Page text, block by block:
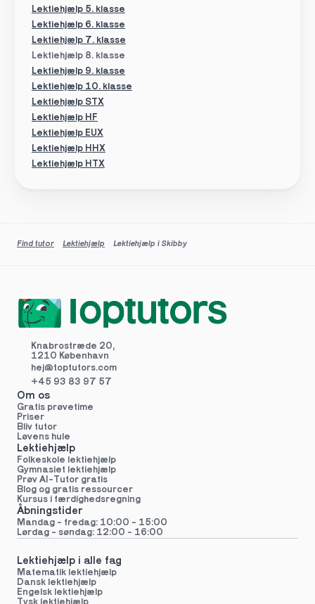
Lektiehjælp 5. klasse
Lektiehjælp 8. klasse
Lektiehjælp 6. klasse
Lektiehjælp 7. klasse
Lektiehjælp 9. klasse
Lektiehjælp 10. klasse
Lektiehjælp HF
Lektiehjælp EUX
Lektiehjælp STX
Lektiehjælp HHX
Lektiehjælp HTX
Find tutor Lektiehjælp Lektiehjælp i Skibby
Knabrostræde 20,
1210 København
hej@toptutors.com
+45 93 83 97 57
Om os
Gratis prøvetime
Priser
Bliv tutor
Løvens hule
Lektiehjælp
Folkeskole lektiehjælp
Gymnasiet lektiehjælp
Prøv AI-Tutor gratis
Blog og gratis ressourcer
Kursus i færdighedsregning
Åbningstider
Mandag - fredag: 10:00 - 15:00
Lørdag - søndag: 12:00 - 16:00
Lektiehjælp i alle fag
Matematik lektiehjælp
Dansk lektiehjælp
Engelsk lektiehjælp